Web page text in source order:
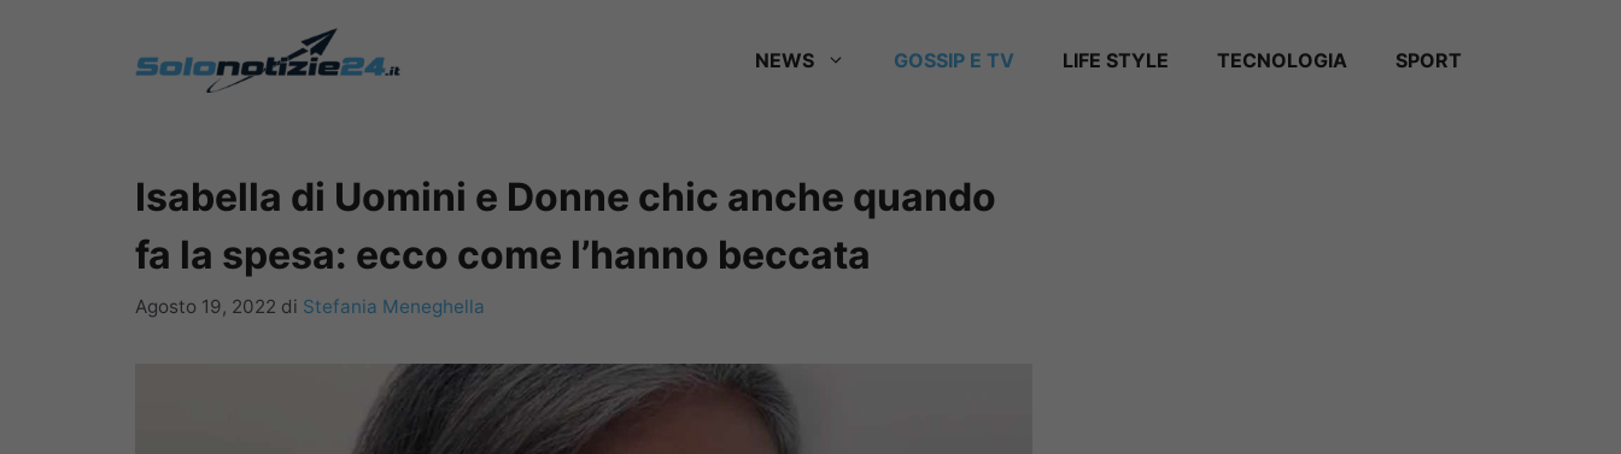
NEWS GOSSIP E TV LIFE STYLE TECNOLOGIA SPORT
Isabella di Uomini e Donne chic anche quando
fa la spesa: ecco come l’hanno beccata
Agosto 19, 2022 di Stefania Meneghella